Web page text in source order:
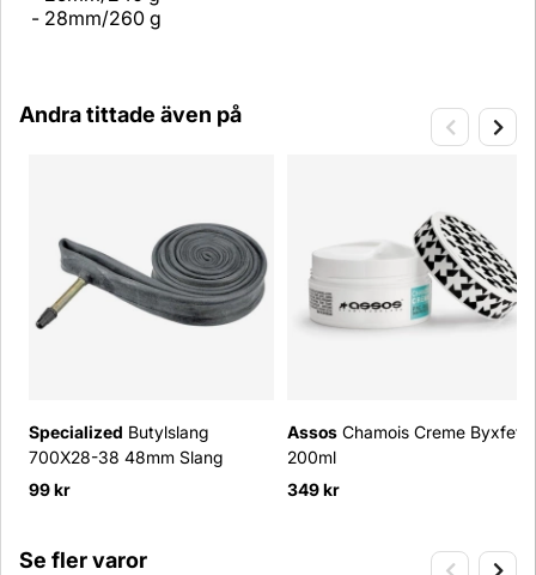
- 28mm/260 g
Andra tittade även på
Specialized Butylslang
700X28-38 48mm Slang
99 kr
Assos Chamois Creme Byxfett
200ml
349 kr
Se fler varor